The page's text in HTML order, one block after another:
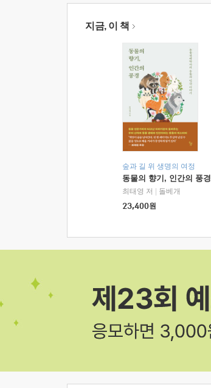
지금, 이 책
숲과 길 위 생명의 여정
동물의 향기, 인간의 풍경
최태영 저
돌베개
23,400원